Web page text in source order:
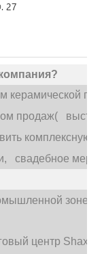
керамической
продаж(
комплексную
свадебное
зоне
центр Shaxi